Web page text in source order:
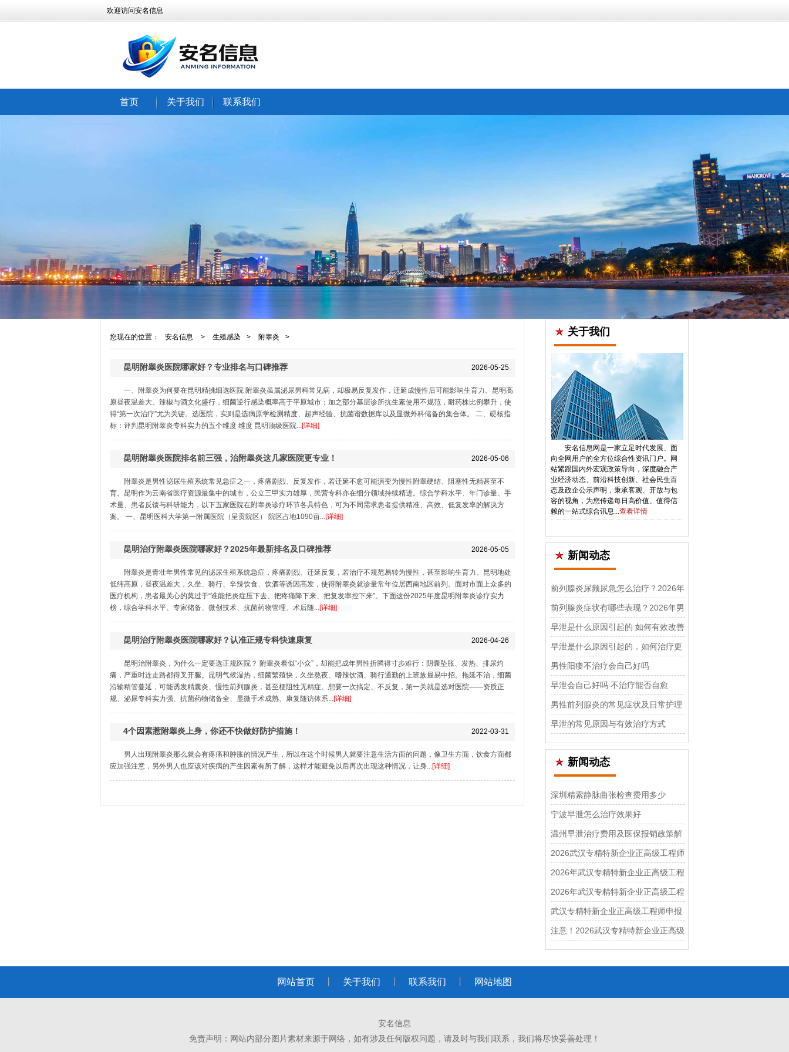
欢迎访问安名信息
首页 关于我们 联系我们
您现在的位置： 安名信息 > 生殖感染 > 附睾炎 >
昆明附睾炎医院哪家好？专业排名与口碑推荐 2026-05-25
一、附睾炎为何要在昆明精挑细选医院 附睾炎虽属泌尿男科常见病，却极易反复发作，迁延成慢性后可能影响生育力。昆明高
原昼夜温差大、辣椒与酒文化盛行，细菌逆行感染概率高于平原城市；加之部分基层诊所抗生素使用不规范，耐药株比例攀升，使
得“第一次治疗”尤为关键。选医院，实则是选病原学检测精度、超声经验、抗菌谱数据库以及显微外科储备的集合体。 二、硬核指
标：评判昆明附睾炎专科实力的五个维度 维度 昆明顶级医院... [详细]
昆明附睾炎医院排名前三强，治附睾炎这几家医院更专业！ 2026-05-06
附睾炎是男性泌尿生殖系统常见急症之一，疼痛剧烈、反复发作，若迁延不愈可能演变为慢性附睾硬结、阻塞性无精甚至不
育。昆明作为云南省医疗资源最集中的城市，公立三甲实力雄厚，民营专科亦在细分领域持续精进。综合学科水平、年门诊量、手
术量、患者反馈与科研能力，以下五家医院在附睾炎诊疗环节各具特色，可为不同需求患者提供精准、高效、低复发率的解决方
案。 一、昆明医科大学第一附属医院（呈贡院区） 院区占地1090亩... [详细]
昆明治疗附睾炎医院哪家好？2025年最新排名及口碑推荐 2026-05-05
附睾炎是青壮年男性常见的泌尿生殖系统急症，疼痛剧烈、迁延反复，若治疗不规范易转为慢性，甚至影响生育力。昆明地处
低纬高原，昼夜温差大，久坐、骑行、辛辣饮食、饮酒等诱因高发，使得附睾炎就诊量常年位居西南地区前列。面对市面上众多的
医疗机构，患者最关心的莫过于“谁能把炎症压下去、把疼痛降下来、把复发率控下来”。下面这份2025年度昆明附睾炎诊疗实力
榜，综合学科水平、专家储备、微创技术、抗菌药物管理、术后随... [详细]
昆明治疗附睾炎医院哪家好？认准正规专科快速康复 2026-04-26
昆明治附睾炎，为什么一定要选正规医院？ 附睾炎看似“小众”，却能把成年男性折腾得寸步难行：阴囊坠胀、发热、排尿灼
痛，严重时连走路都得叉开腿。昆明气候湿热，细菌繁殖快，久坐熬夜、嗜辣饮酒、骑行通勤的上班族最易中招。拖延不治，细菌
沿输精管蔓延，可能诱发精囊炎、慢性前列腺炎，甚至梗阻性无精症。想要一次搞定、不反复，第一关就是选对医院——资质正
规、泌尿专科实力强、抗菌药物储备全、显微手术成熟、康复随访体系... [详细]
4个因素惹附睾炎上身，你还不快做好防护措施！ 2022-03-31
男人出现附睾炎那么就会有疼痛和肿胀的情况产生，所以在这个时候男人就要注意生活方面的问题，像卫生方面，饮食方面都
应加强注意，另外男人也应该对疾病的产生因素有所了解，这样才能避免以后再次出现这种情况，让身... [详细]
关于我们
安名信息网是一家立足时代发展、面
向全网用户的全方位综合性资讯门户。网
站紧跟国内外宏观政策导向，深度融合产
业经济动态、前沿科技创新、社会民生百
态及政企公示声明，秉承客观、开放与包
容的视角，为您传递每日高价值、值得信
赖的一站式综合讯息... 查看详情
新闻动态
前列腺炎尿频尿急怎么治疗？2026年
男科诊疗与日常护理指南
前列腺炎症状有哪些表现？2026年男
科医生详解科学治疗方案
早泄是什么原因引起的 如何有效改善
与治疗
早泄是什么原因引起的，如何治疗更
有效
男性阳痿不治疗会自己好吗
早泄会自己好吗 不治疗能否自愈
男性前列腺炎的常见症状及日常护理
方法
早泄的常见原因与有效治疗方式
新闻动态
深圳精索静脉曲张检查费用多少
宁波早泄怎么治疗效果好
温州早泄治疗费用及医保报销政策解
读
2026武汉专精特新企业正高级工程师
认证全流程辅导，资深专家一对一模
拟评审，助你突围
2026年武汉专精特新企业正高级工程
师职称申报全流程实战辅导与避坑指
南
2026年武汉专精特新企业正高级工程
师认证申报辅导全攻略，助您轻松突
围
武汉专精特新企业正高级工程师申报
一次通关的6个核心辅导步骤揭秘
注意！2026武汉专精特新企业正高级
工程师认证辅导通道已开启，错过再
等一年
网站首页 关于我们 联系我们 网站地图
安名信息
免责声明：网站内部分图片素材来源于网络，如有涉及任何版权问题，请及时与我们联系，我们将尽快妥善处理！